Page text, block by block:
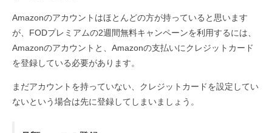
Amazonのアカウントはほとんどの方が持っていると思います
が、FODプレミアムの2週間無料キャンペーンを利用するには、
Amazonのアカウントと、Amazonの支払いにクレジットカード
を登録している必要があります。
まだアカウントを持っていない、クレジットカードを設定してい
ないという場合は先に登録してしまいましょう。